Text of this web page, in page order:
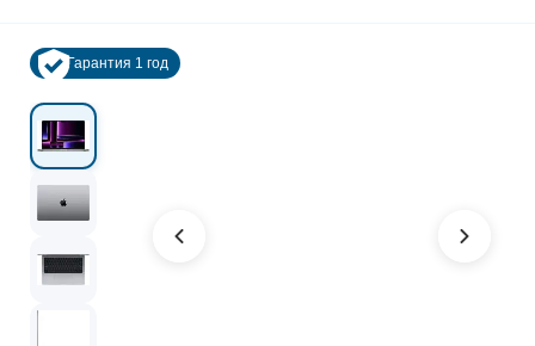
Гарантия 1 год